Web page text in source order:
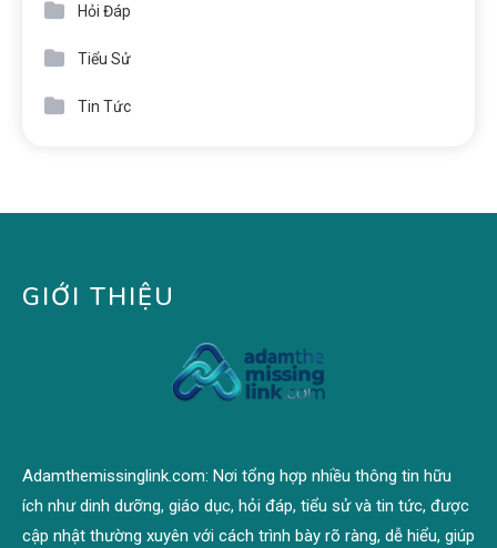
Hỏi Đáp
Tiểu Sử
Tin Tức
GIỚI THIỆU
Adamthemissinglink.com: Nơi tổng hợp nhiều thông tin hữu
ích như dinh dưỡng, giáo dục, hỏi đáp, tiểu sử và tin tức, được
cập nhật thường xuyên với cách trình bày rõ ràng, dễ hiểu, giúp